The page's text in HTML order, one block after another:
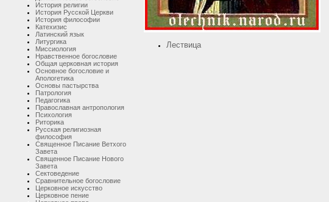
История религии
История Русской Церкви
История философии
Катехизис
Латинский язык
Литургика
Миссиология
Нравственное богословие
Общая церковная история
Основное богословие и
Апологетика
Основы пастырства
Патрология
Педагогика
Православная антропология
Психология
Риторика
Русская религиозная
философия
Священное Писание Ветхого
Завета
Священное Писание Нового
Завета
Сектоведение
Сравнительное богословие
Церковное искусство
Церковное пение
Лествица